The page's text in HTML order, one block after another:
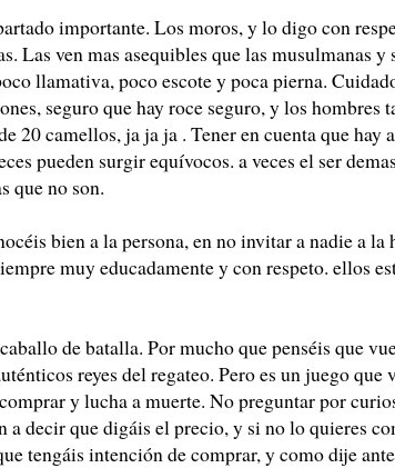
importante. Los moros, y lo digo con
Las ven mas asequibles que las musulmanas
llamativa, poco escote y poca pierna.
seguro que hay roce seguro, y los hombres
20 camellos, ja ja ja . Tener en cuenta que
pueden surgir equívocos. a veces el ser
que no son.
bien a la persona, en no invitar a nadie a
muy educadamente y con respeto. ellos
de batalla. Por mucho que penséis que
reyes del regateo. Pero es un juego que
y lucha a muerte. No preguntar por
a decir que digáis el precio, y si no lo quieres
tengáis intención de comprar, y como dije